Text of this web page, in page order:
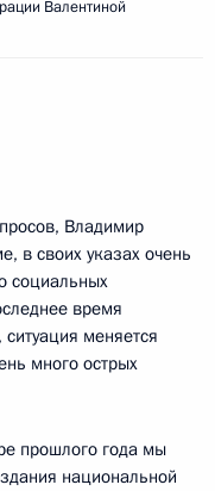
Валентиной
Владимир
в своих указах очень
социальных
время
меняется
много острых
прошлого года мы
национальной